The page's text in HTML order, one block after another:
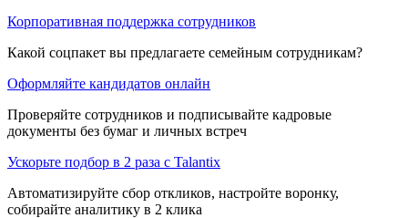
Корпоративная поддержка сотрудников
Какой соцпакет вы предлагаете семейным сотрудникам?
Оформляйте кандидатов онлайн
Проверяйте сотрудников и подписывайте кадровые
документы без бумаг и личных встреч
Ускорьте подбор в 2 раза с Talantix
Автоматизируйте сбор откликов, настройте воронку,
собирайте аналитику в 2 клика